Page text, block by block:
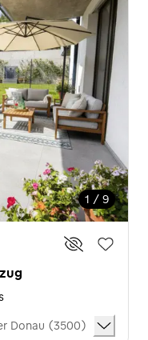
1 / 9
Donau (3500)